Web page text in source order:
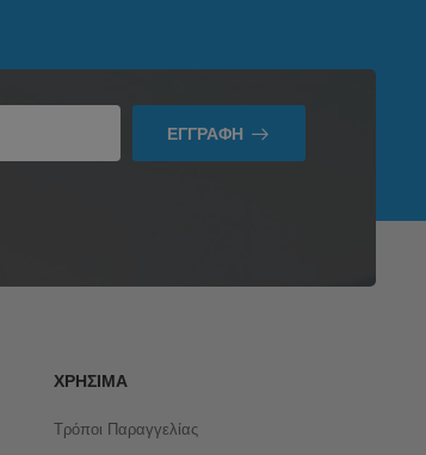
ΕΓΓΡΑΦΉ
ΧΡΉΣΙΜΑ
Τρόποι Παραγγελίας